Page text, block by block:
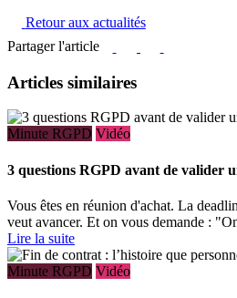
Retour aux actualités
Partager l'article
Articles similaires
Minute RGPD Vidéo
3 questions RGPD avant de valider
Vous êtes en réunion d'achat. La
veut avancer. Et on vous demande :
Lire la suite
Minute RGPD Vidéo